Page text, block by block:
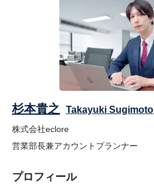
杉本貴之 Takayuki Sugimoto
株式会社eclore
営業部長兼アカウントプランナー
プロフィール